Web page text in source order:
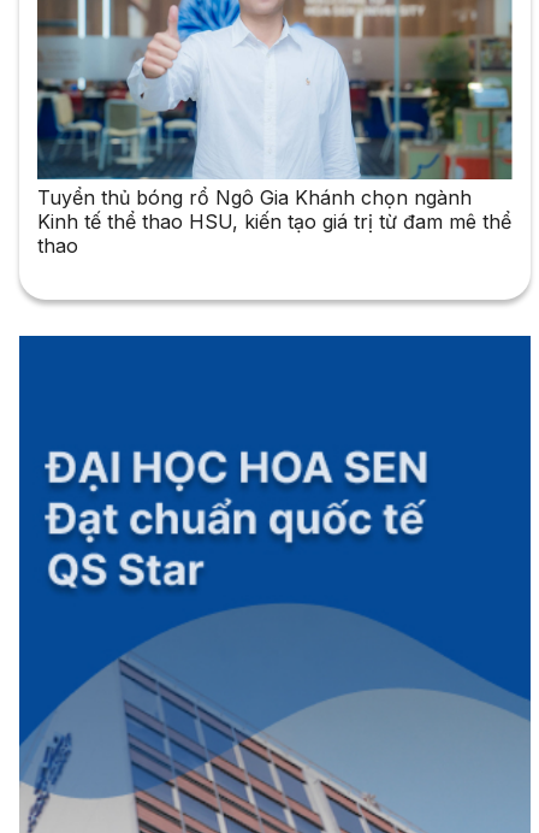
Tuyển thủ bóng rổ Ngô Gia Khánh chọn ngành
Kinh tế thể thao HSU, kiến tạo giá trị từ đam mê thể
thao